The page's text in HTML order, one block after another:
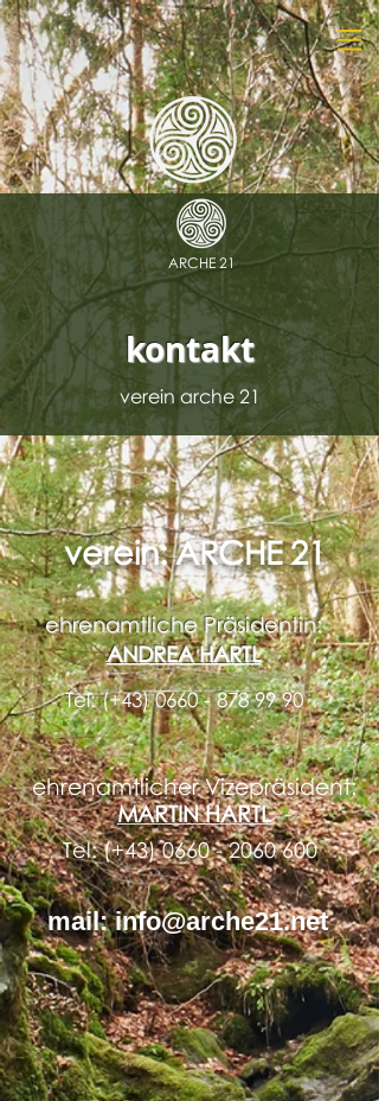
ARCHE 21
kontakt
verein arche 21
verein: ARCHE 21
Tel: (+43)0660 - 878 99 90
mail:info@arche21.net
ehrenamtliche Präsidentin:
ANDREA HARTL
ehrenamtlicher Vizepräsident:
MARTIN HARTL
Tel: (+43)0660 - 2060 600